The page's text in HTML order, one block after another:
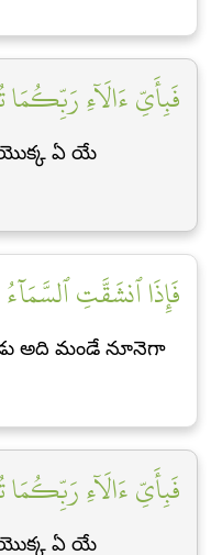
فَبِأَيِّ ءَالَآءِ رَبِّكُمَا
యొక్క ఏ యే
فَإِذَا ٱنشَقَّتِ
అది మండే నూనెగా
فَبِأَيِّ ءَالَآءِ رَبِّكُمَا
యొక్క ఏ యే